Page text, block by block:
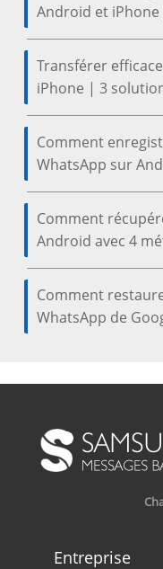
Android et iPhone
Transférer
iPhone | 3
Comment
WhatsApp sur
Comment
Android avec 4
Comment
WhatsApp de
Entreprise